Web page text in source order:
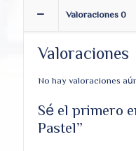
Valoraciones 0
Valoraciones
No hay valoraciones
Sé el primero
Pastel”